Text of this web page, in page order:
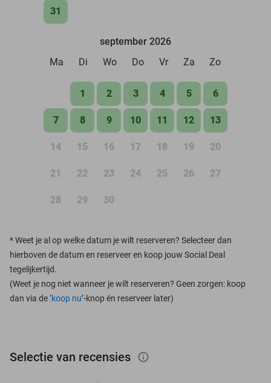
31
september 2026
Ma
Di Wo Do Vr Za Zo
1 2 3 4 5 6
7 8 9 10 11 12 13
14 15 16 17 18 19 20
21 22 23 24 25 26 27
28 29 30
*Weet je al op welke datum je wilt reserveren? Selecteer dan
hierboven de datum en reserveer en koop jouw Social Deal
tegelijkertijd.
(Weet je nog niet wanneer je wilt reserveren? Geen zorgen: koop
dan via de ‘koop nu’-knop én reserveer later)
Selectie van recensies info_outlined